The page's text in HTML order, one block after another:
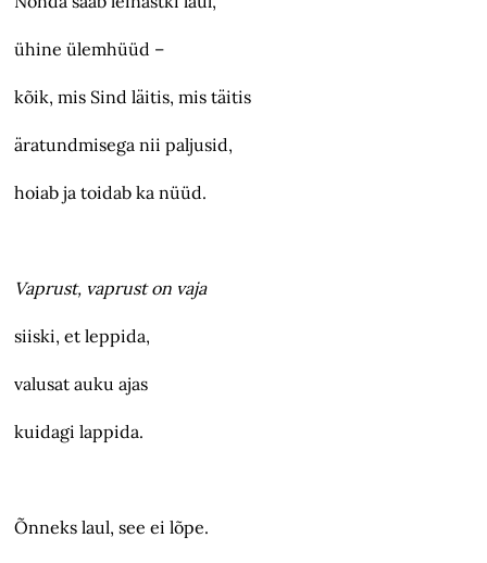
ühine ülemhüüd –
kõik, mis Sind läitis, mis täitis
äratundmisega nii paljusid,
hoiab ja toidab ka nüüd.
Vaprust, vaprust on vaja
siiski, et leppida,
valusat auku ajas
kuidagi lappida.
Õnneks laul, see ei lõpe.